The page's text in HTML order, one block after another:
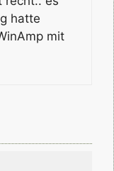
hatte
mit